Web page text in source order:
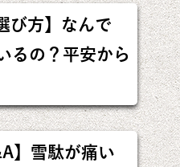
び方】なんで
るの？平安から
】雪駄が痛い